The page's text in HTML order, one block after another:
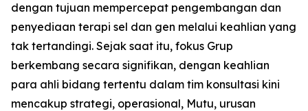
dengan tujuan mempercepat pengembangan dan
penyediaan terapi sel dan gen melalui keahlian yang
tak tertandingi. Sejak saat itu, fokus Grup
berkembang secara signifikan, dengan keahlian
para ahli bidang tertentu dalam tim konsultasi kini
mencakup strategi, operasional, Mutu, urusan